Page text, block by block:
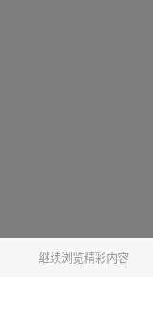
继续浏览精彩内容